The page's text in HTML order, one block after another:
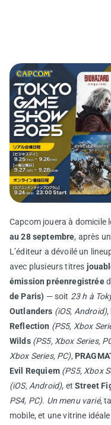
Capcom jouera à domicile
au 28 septembre, après
L’éditeur a dévoilé un
avec plusieurs titres
émission préenregistrée
de Paris) — soit 23 h à
Outlanders (iOS, Android),
Reflection (PS5, Xbox
Wilds (PS5, Xbox Series,
Xbox Series, PC),
Evil Requiem (PS5, Xbox
(iOS, Android), etStreet
PS4, PC). Un menu varié,
mobile, et une vitrine